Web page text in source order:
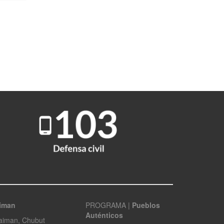
Chubut
PROGRAMA | Pueblos
Auténticos